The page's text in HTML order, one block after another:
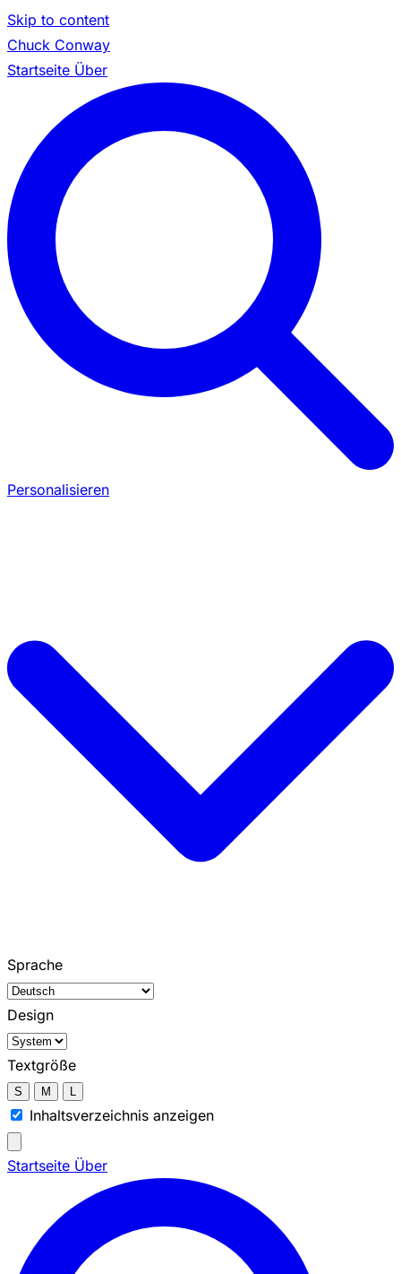
Skip to content
Chuck Conway
Startseite Über
Personalisieren
Sprache
Design
Textgröße
S M L
Inhaltsverzeichnis anzeigen
Startseite Über